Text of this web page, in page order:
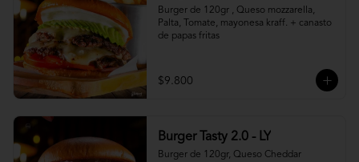
Burger de 120gr , Queso mozzarella,
Palta, Tomate, mayonesa kraff. + canasto
de papas fritas
$9.800
Burger Tasty 2.0 - LY
Burger de 120gr, Queso Cheddar